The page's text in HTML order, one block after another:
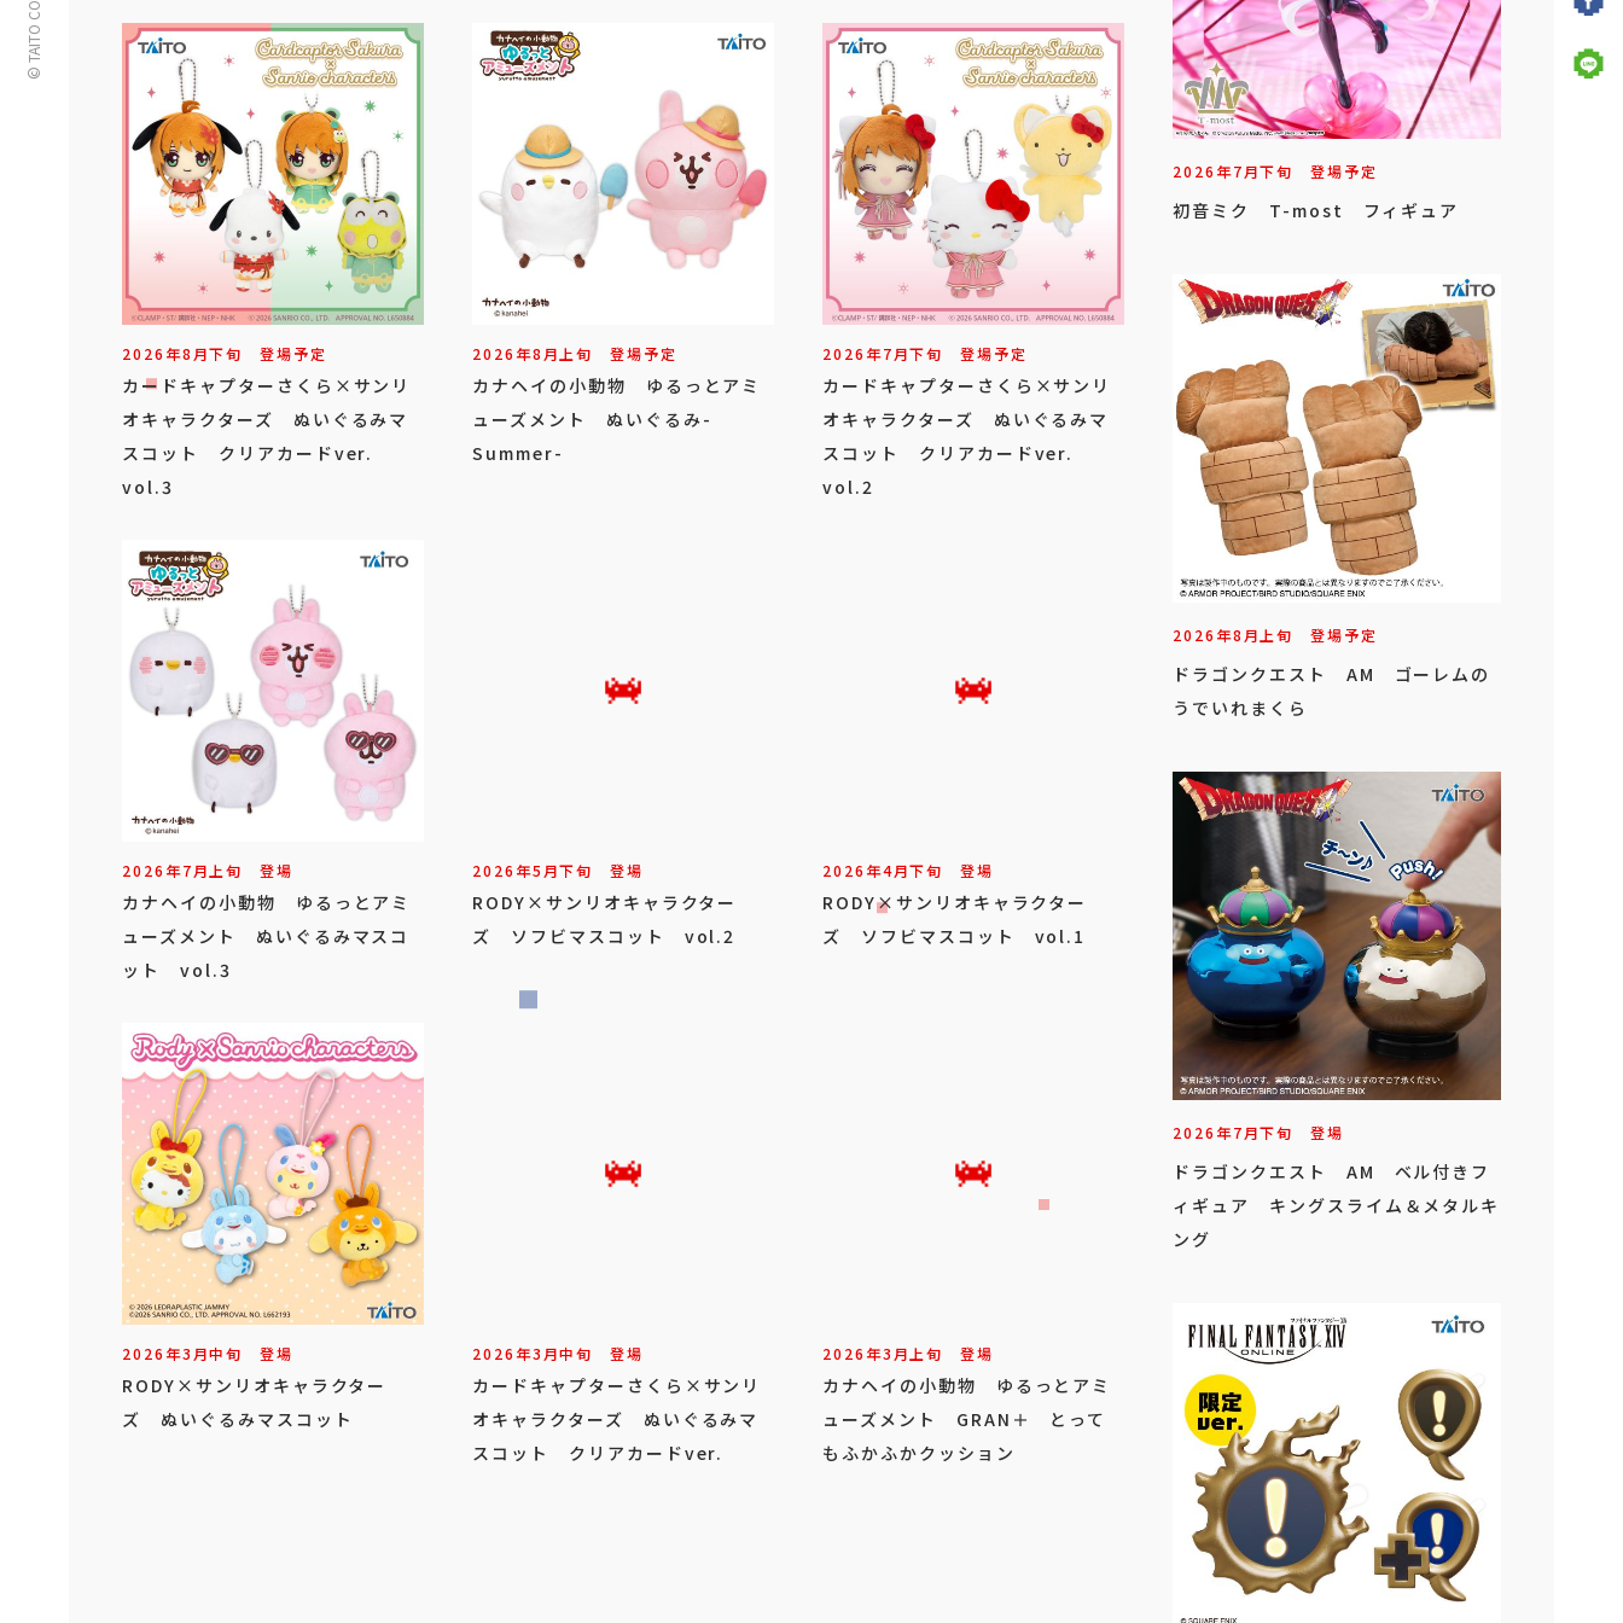
2026年8月下旬 登場予定
カードキャプターさくら×サンリ
オキャラクターズ ぬいぐるみマ
スコット クリアカードver.
vol.3
2026年8月上旬 登場予定
カナヘイの小動物 ゆるっとアミ
ューズメント ぬいぐるみ-
Summer-
2026年7月下旬 登場予定
カードキャプターさくら×サンリ
オキャラクターズ ぬいぐるみマ
スコット クリアカードver.
vol.2
2026年7月上旬 登場
カナヘイの小動物 ゆるっとアミ
ューズメント ぬいぐるみマスコ
ット vol.3
2026年5月下旬 登場
RODY×サンリオキャラクター
ズ ソフビマスコット vol.2
2026年4月下旬 登場
RODY×サンリオキャラクター
ズ ソフビマスコット vol.1
2026年3月中旬 登場
RODY×サンリオキャラクター
ズ ぬいぐるみマスコット
2026年3月中旬 登場
カードキャプターさくら×サンリ
オキャラクターズ ぬいぐるみマ
スコット クリアカードver.
2026年3月上旬 登場
カナヘイの小動物 ゆるっとアミ
ューズメント GRAN＋ とって
もふかふかクッション
2026年7月下旬 登場予定
初音ミク T-most フィギュア
2026年8月上旬 登場予定
ドラゴンクエスト AM ゴーレムの
うでいれまくら
2026年7月下旬 登場
ドラゴンクエスト AM ベル付きフ
ィギュア キングスライム＆メタルキ
ング